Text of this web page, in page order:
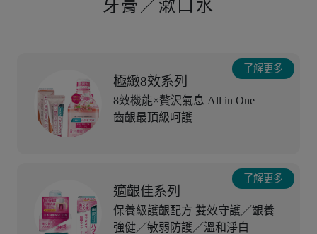
牙膏／漱口水
極緻8效系列
8效機能×贅沢氣息 All in One
齒齦最頂級呵護
了解更多
適齦佳系列
保養級護齦配方 雙效守護／齦養
強健／敏弱防護／溫和淨白
了解更多